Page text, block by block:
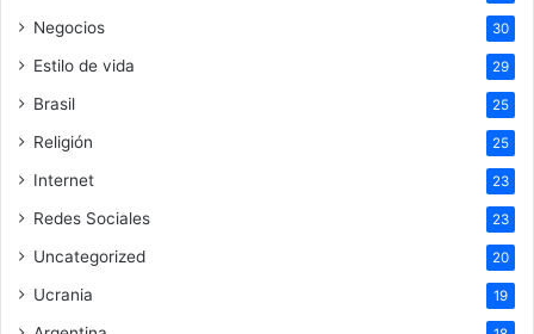
Negocios 30
Estilo de vida 29
Brasil 25
Religión 25
Internet 23
Redes Sociales 23
Uncategorized 20
Ucrania 19